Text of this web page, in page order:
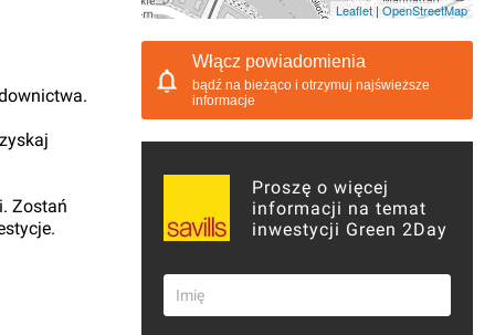
Leaflet|OpenStreetMap
Zostań
Włącz powiadomienia
bądź na bieżąco i otrzymuj najświeższe
informacje
Proszę o więcej
informacji na temat
inwestycji Green 2Day